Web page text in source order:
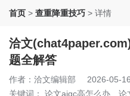
首页 > 查重降重技巧 > 详情
洽文
题全解答
作者：洽文编辑部
2026-05-
关键词： 论文aigc高怎么办
论